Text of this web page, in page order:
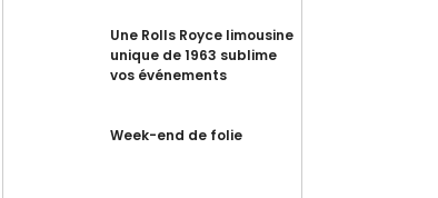
Une Rolls Royce limousine
unique de 1963 sublime
vos événements
Week-end de folie